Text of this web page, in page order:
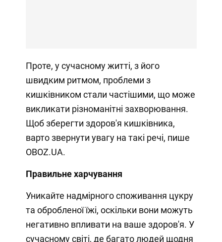
Проте, у сучасному житті, з його
швидким ритмом, проблеми з
кишківником стали частішими, що може
викликати різноманітні захворювання.
Щоб зберегти здоров'я кишківника,
варто звернути увагу на такі речі, пише
OBOZ.UA.
Правильне харчування
Уникайте надмірного споживання цукру
та обробленої їжі, оскільки вони можуть
негативно впливати на ваше здоров'я. У
сучасному світі, де багато людей щодня